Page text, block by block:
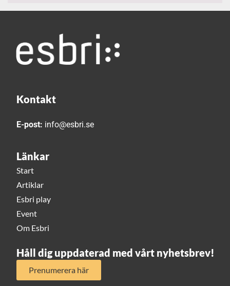
Kontakt
E-post: info@esbri.se
Länkar
Start
Artiklar
Esbri play
Event
Om Esbri
Håll dig uppdaterad med vårt nyhetsbrev!
Prenumerera här